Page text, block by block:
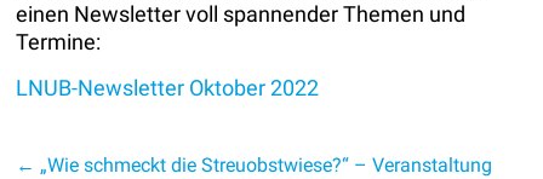
einen Newsletter voll spannender Themen und
Termine:
LNUB-Newsletter Oktober 2022
← „Wie schmeckt die Streuobstwiese?“ – Veranstaltung